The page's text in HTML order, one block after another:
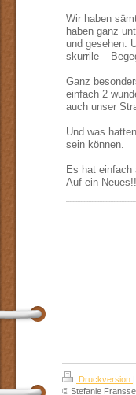
Wir haben
haben ganz
und gesehen.
skurrile –
Ganz
einfach 2
auch unser
Und was
sein können.
Es hat
Auf ein
Druckversion |
© Stefanie